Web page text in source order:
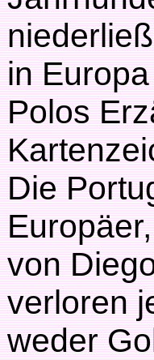
in
Polos
Die
von
verloren
weder